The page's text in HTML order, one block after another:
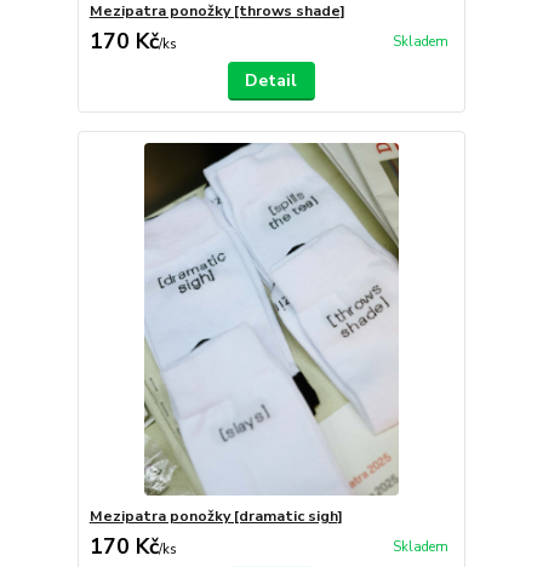
Mezipatra ponožky [throws shade]
170 Kč/ks Skladem
Detail
Mezipatra ponožky [dramatic sigh]
170 Kč/ks Skladem